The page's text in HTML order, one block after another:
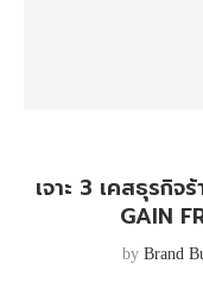
เจาะ 3 เคสธุรกิ
GAIN
by Brand